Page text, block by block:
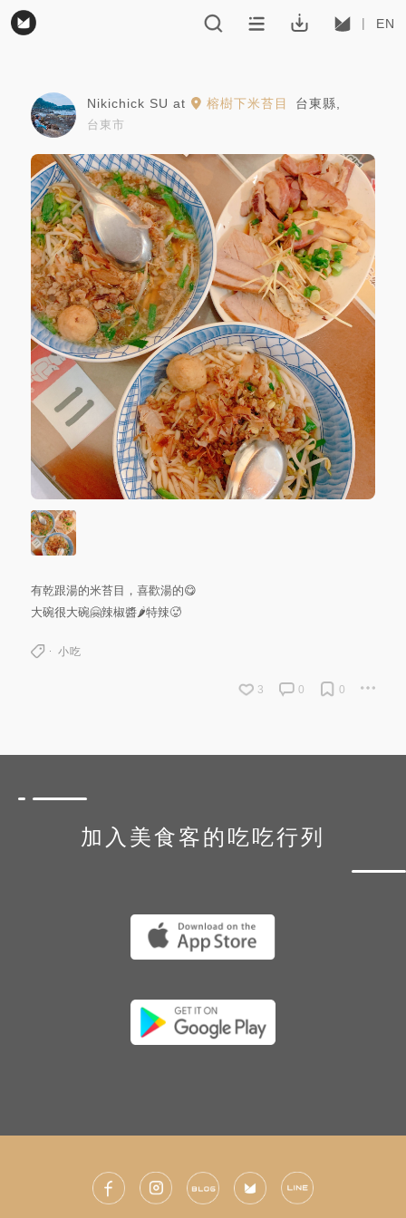
EN
Nikichick SU at 榕樹下米苔目 台東縣
台東市
有乾跟湯的米苔目，喜歡湯的😋
大碗很大碗🤗辣椒醬🌶️特辣🥵
小吃
3 0 0
加入美食客的吃吃行列